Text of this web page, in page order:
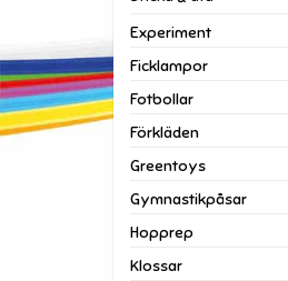
Experiment
Ficklampor
Fotbollar
Förkläden
Greentoys
Gymnastikpåsar
Hopprep
Klossar